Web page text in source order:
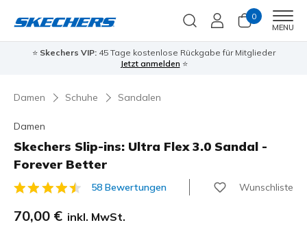
0
MENU
⭐ Skechers VIP:45 Tage kostenlose Rückgabe für Mitglieder
Jetzt anmelden ⭐
Damen Schuhe Sandalen
Damen
Skechers Slip-ins: Ultra Flex 3.0 Sandal -
Forever Better
3,1 von 5 Kundenbewertungen
58 Bewertungen Wunschliste
70,00 € inkl. MwSt.